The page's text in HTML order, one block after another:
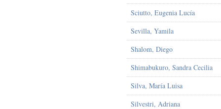
Sciutto, Eugenia Lucía
Sevilla, Yamila
Shalom, Diego
Shimabukuro, Sandra Cecilia
Silva, María Luisa
Silvestri, Adriana